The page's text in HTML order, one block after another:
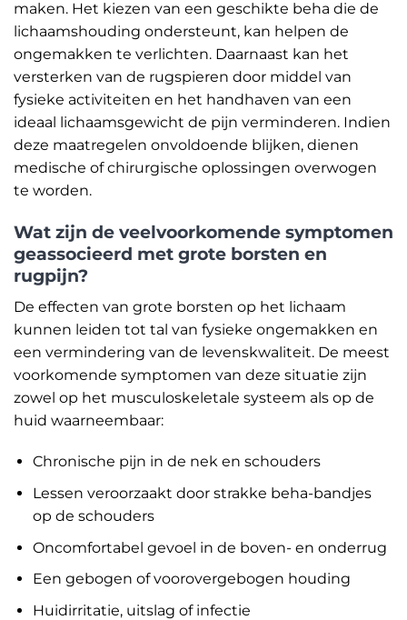
maken. Het kiezen van een geschikte beha die de
lichaamshouding ondersteunt, kan helpen de
ongemakken te verlichten. Daarnaast kan het
versterken van de rugspieren door middel van
fysieke activiteiten en het handhaven van een
ideaal lichaamsgewicht de pijn verminderen. Indien
deze maatregelen onvoldoende blijken, dienen
medische of chirurgische oplossingen overwogen
te worden.
Wat zijn de veelvoorkomende symptomen
geassocieerd met grote borsten en
rugpijn?
De effecten van grote borsten op het lichaam
kunnen leiden tot tal van fysieke ongemakken en
een vermindering van de levenskwaliteit. De meest
voorkomende symptomen van deze situatie zijn
zowel op het musculoskeletale systeem als op de
huid waarneembaar:
Chronische pijn in de nek en schouders
Lessen veroorzaakt door strakke beha-bandjes
op de schouders
Oncomfortabel gevoel in de boven- en onderrug
Een gebogen of voorovergebogen houding
Huidirritatie, uitslag of infectie